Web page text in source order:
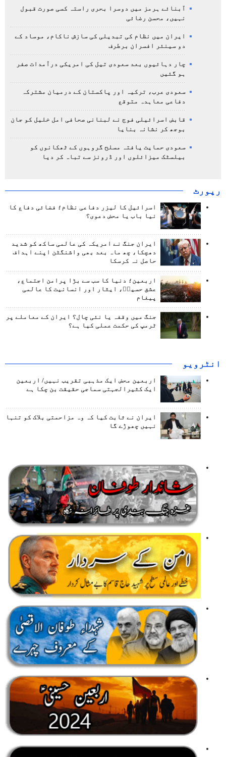
آبنائے ہرمز میں دوسرا بحری راستہ کسی صورت قبول
نہیں، محسن رضائی
ایران میں نظام کی تبدیلی کی سازش ناکام، موساد کے
دو سینئر افسران برطرف
چار دہائیوں بعد سعودی تیل کی امریکی درآمدات صفر
ہو گئیں
سعودی عرب، ترکیہ اور پاکستان کے درمیان مشترکہ
دفاعی معاہدہ متوقع
قابض اسرائیلی فوج نے لبنانی صحافی امل خلیل کو جان
بوجھ کر نشانہ بنایا
سعودی حمایت یافتہ مسلح گروہوں کے ٹھکانوں کو
بیلسٹک میزائلوں اور ڈرونز سے تباہ کر دیا
رپورٹ
اسرائیل کا لیزر دفاعی نظام؛ فضائی دفاع کا
نیا باب یا محض دعوی؟
ایران جنگ نے امریکہ کی عالمی ساکھ کو شدید
دھچکا، چھ ماہ بعد بھی واشنگٹن اپنے اہداف
حاصل نہ کرسکا
اربعین؛ دنیا کا سب سے بڑا پرامن اجتماع،
عشق حسینؑ، ایثار اور انسانیت کا عالمی
پیغام
جنگ میں وقفہ یا نئی چال؟ ایران کے معاملے پر
ٹرمپ کی حکمت عملی کیا ہے؟
انٹرويو
اربعین محض ایک مذہبی تقریب نہیں/ اربعین
ایک کثیرالجہتی سماجی حقیقت بن چکا ہے
ایران نے ثابت کیا کہ وہ مزاحمتی بلاک کو تنہا
نہیں چھوڑے گا